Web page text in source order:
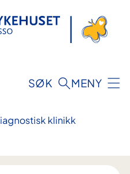
SØK MENY
klinikk